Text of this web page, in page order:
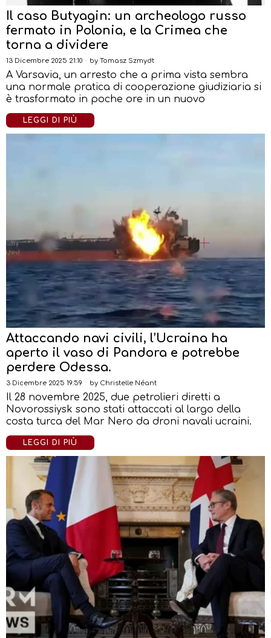
Il caso Butyagin: un archeologo russo
fermato in Polonia, e la Crimea che
torna a dividere
13 Dicembre 2025 21:10 by Tomasz Szmydt
A Varsavia, un arresto che a prima vista sembra
una normale pratica di cooperazione giudiziaria si
è trasformato in poche ore in un nuovo
LEGGI DI PIÙ
Attaccando navi civili, l’Ucraina ha
aperto il vaso di Pandora e potrebbe
perdere Odessa.
3 Dicembre 2025 19:59 by Christelle Néant
Il 28 novembre 2025, due petrolieri diretti a
Novorossiysk sono stati attaccati al largo della
costa turca del Mar Nero da droni navali ucraini.
LEGGI DI PIÙ